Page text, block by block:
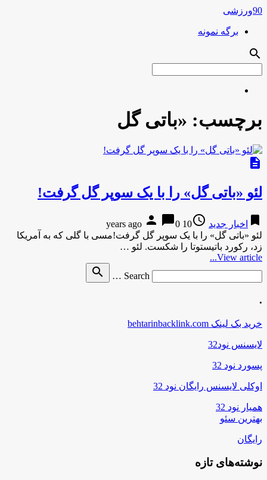
90ورزشی
برگه نمونه
search
برچسب: «باتی گل
description
لئو «باتی گل» را با یک سوپر گل گرفت!
bookmark اخبار جدید access_time
10 years ago
person chat_bubble0
لئو «باتی گل» را با یک سوپر گل گرفت!مسی با گلی که به آمریکا
زد، رکورد باتیستوتا را شکست. لئو …
View article...
Search …
search
.
خرید بک لینک behtarinbacklink.com
لایسنس نود32
پسورد نود 32
اوکلی لایسنس رایگان نود 32
همیار نود 32
بهترین سئو
رایگان
نوشته‌های تازه